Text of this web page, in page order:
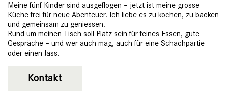
Meine fünf Kinder sind ausgeflogen – jetzt ist meine grosse
Küche frei für neue Abenteuer. Ich liebe es zu kochen, zu backen
und gemeinsam zu geniessen.
Rund um meinen Tisch soll Platz sein für feines Essen, gute
Gespräche – und wer auch mag, auch für eine Schachpartie
oder einen Jass.
Kontakt